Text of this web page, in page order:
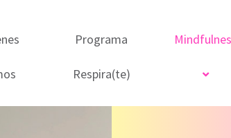
Programa
Respira(te)